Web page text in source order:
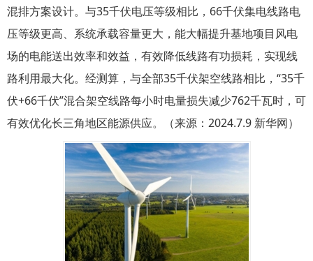
混排方案设计。与35千伏电压等级相比，66千伏集电线路电
压等级更高、系统承载容量更大，能大幅提升基地项目风电
场的电能送出效率和效益，有效降低线路有功损耗，实现线
路利用最大化。经测算，与全部35千伏架空线路相比，“35千
伏+66千伏”混合架空线路每小时电量损失减少762千瓦时，可
有效优化长三角地区能源供应。（来源：2024.7.9 新华网）